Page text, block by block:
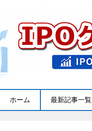
ホーム 最新記事一覧